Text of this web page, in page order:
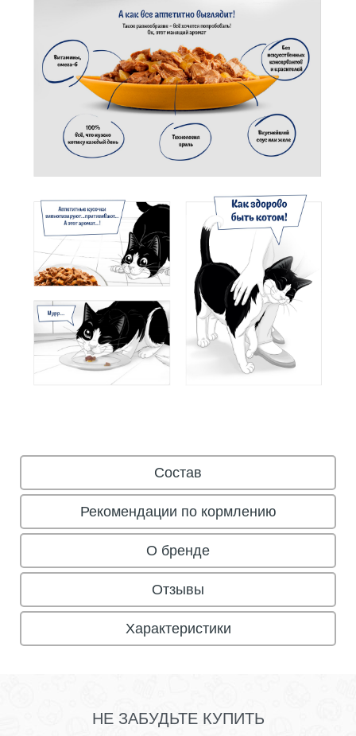
Состав
Рекомендации по кормлению
О бренде
Отзывы
Характеристики
НЕ ЗАБУДЬТЕ КУПИТЬ